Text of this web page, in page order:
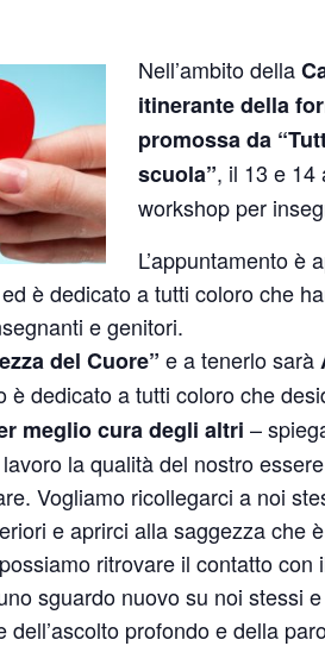
Nell’ambito della
itinerante della
promossa da
scuola”, il 13 e 14
workshop per
L’appuntamento è
è dedicato a tutti coloro che
e genitori.
del Cuore” e a tenerlo sarà
è dedicato a tutti coloro che
meglio cura degli altri –
la qualità del nostro
Vogliamo ricollegarci a noi
e aprirci alla saggezza che
ritrovare il contatto con
sguardo nuovo su noi stessi
dell’ascolto profondo e della